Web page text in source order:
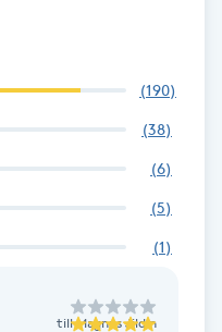
(190)
(38)
(6)
(5)
(1)
till Magnus Jildin